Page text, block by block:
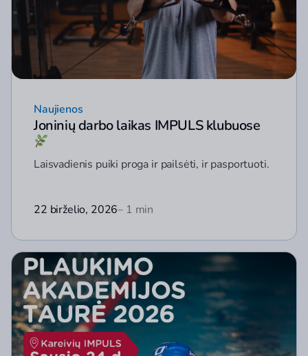
Naujienos
Joninių darbo laikas IMPULS klubuose
Laisvadienis puiki proga ir pailsėti, ir pasportuoti.
22 birželio, 2026– 1 min